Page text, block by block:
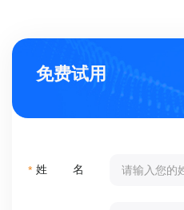
免费试用
* 姓 名